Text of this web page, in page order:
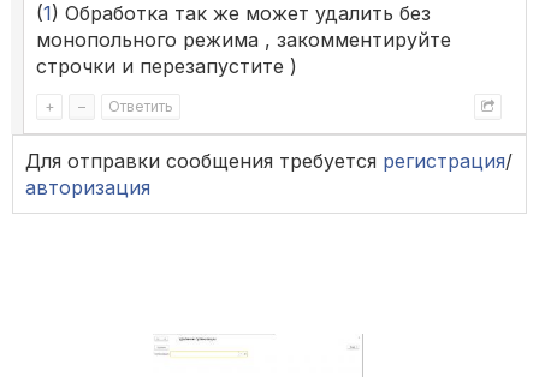
(1) Обработка так же может удалить без
монопольного режима , закомментируйте
строчки и перезапустите )
+ – Ответить
Для отправки сообщения требуется регистрация/
авторизация